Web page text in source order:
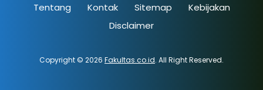
Tentang Kontak Sitemap
Kebijakan
Disclaimer
Copyright © 2026 Fakultas.co.id. All Right Reserved.